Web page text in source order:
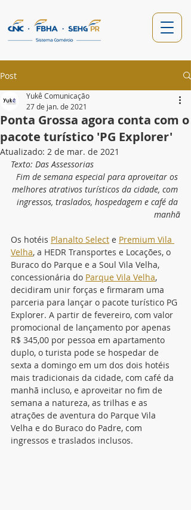
Post
Ponta Grossa agora conta com o
pacote turístico 'PG Explorer'
Yukê Comunicação
27 de jan. de 2021
Atualizado: 2 de mar. de 2021
Texto: Das Assessorias
Fim de semana especial para aproveitar os
melhores atrativos turísticos da cidade, com
ingressos, traslados, hospedagem e café da
manhã
Os hotéis Planalto Select e Premium Vila
Velha, a HEDR Transportes e Locações, o
Buraco do Parque e a Soul Vila Velha,
concessionária do Parque Vila Velha,
decidiram unir forças e firmaram uma
parceria para lançar o pacote turístico PG
Explorer. A partir de fevereiro, com valor
promocional de lançamento por apenas
R$ 345,00 por pessoa em apartamento
duplo, o turista pode se hospedar de
sexta a domingo em um dos dois hotéis
mais tradicionais da cidade, com café da
manhã incluso, e aproveitar no fim de
semana a natureza, as trilhas e as
atrações de aventura do Parque Vila
Velha e do Buraco do Padre, com
ingressos e traslados inclusos.